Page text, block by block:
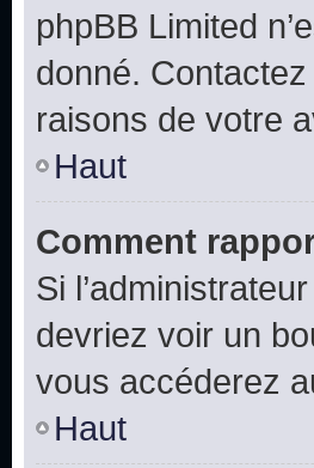
phpBB Limited
donné.
raisons de votre
Haut
Comment
Si
devriez voir un
vous accéderez
Haut